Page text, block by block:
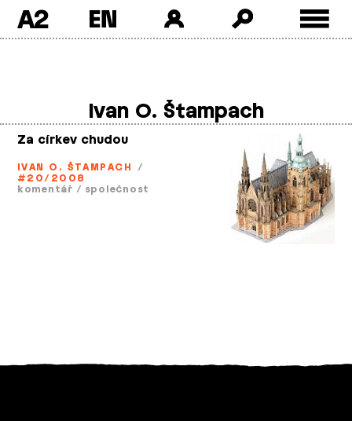
A2
Ivan O. Štampach
Za církev chudou
IVAN O. ŠTAMPACH /
#20/2008
komentář / společnost